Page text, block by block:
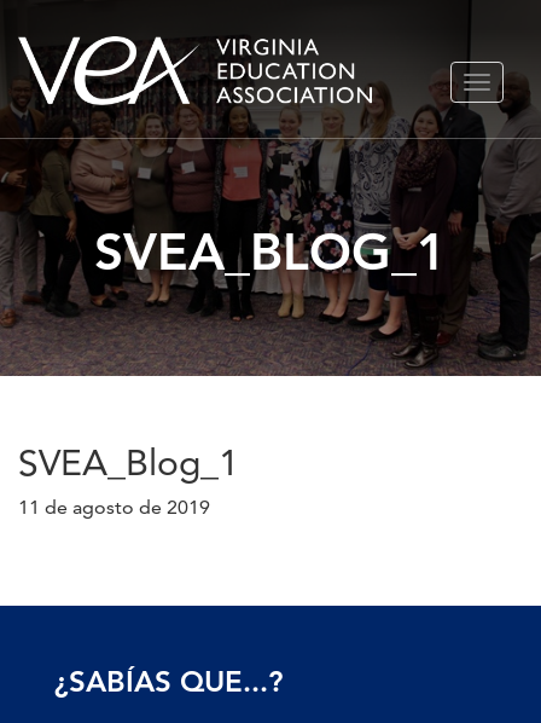
Ir
al
contenido
SVEA_BLOG_1
SVEA_Blog_1
11 de agosto de 2019
¿SABÍAS QUE...?